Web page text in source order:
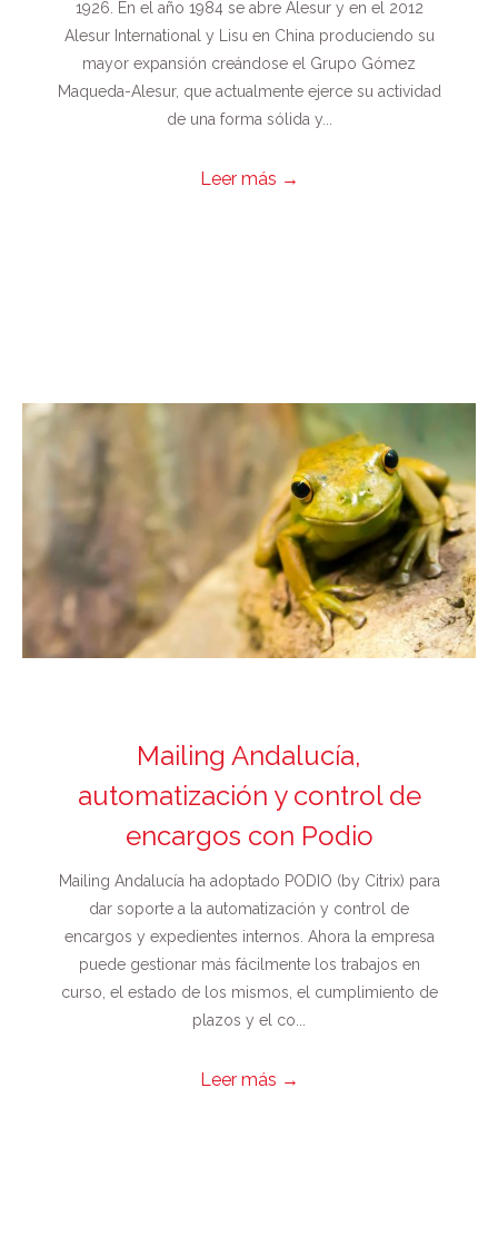
1926. En el año 1984 se abre Alesur y en el 2012
Alesur International y Lisu en China produciendo su
mayor expansión creándose el Grupo Gómez
Maqueda-Alesur, que actualmente ejerce su actividad
de una forma sólida y...
Leer más →
Mailing Andalucía,
automatización y control de
encargos con Podio
Mailing Andalucía ha adoptado PODIO (by Citrix) para
dar soporte a la automatización y control de
encargos y expedientes internos. Ahora la empresa
puede gestionar más fácilmente los trabajos en
curso, el estado de los mismos, el cumplimiento de
plazos y el co...
Leer más →